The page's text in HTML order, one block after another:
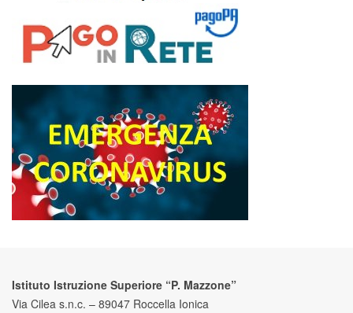
Istituto Istruzione Superiore “P. Mazzone”
Via Cilea s.n.c. – 89047 Roccella Ionica